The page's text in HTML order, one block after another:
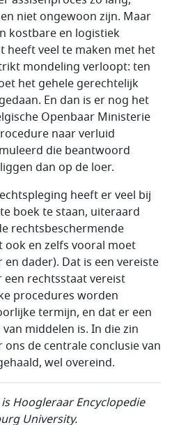
niet ongewoon zijn. Maar
kostbare en logistiek
heeft veel te maken met het
mondeling verloopt: ten
het gehele gerechtelijk
En dan is er nog het
Openbaar Ministerie
naar verluid
die beantwoord
dan op de loer.
heeft er veel bij
boek te staan, uiteraard
rechtsbeschermende
en zelfs vooral moet
dader). Dat is een vereiste
rechtsstaat vereist
procedures worden
termijn, en dat er een
middelen is. In die zin
de centrale conclusie van
wel overeind.
Hoogleraar Encyclopedie
University.